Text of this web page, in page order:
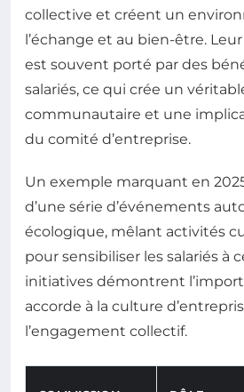
collective et créent un
l’échange et au bien-être.
est souvent porté par des
salariés, ce qui crée un
communautaire et une
du comité d’entreprise.
Un exemple marquant en
d’une série d’événements
écologique, mêlant activités
pour sensibiliser les salariés à
initiatives démontrent
accorde à la culture
l’engagement collectif.